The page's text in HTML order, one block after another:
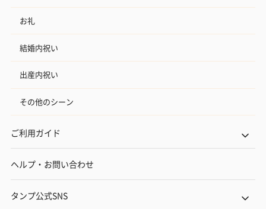
お礼
結婚内祝い
出産内祝い
その他のシーン
ご利用ガイド
ヘルプ・お問い合わせ
タンプ公式SNS